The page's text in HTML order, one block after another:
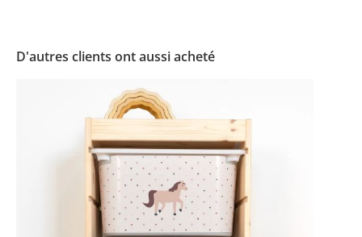
D'autres clients ont aussi acheté